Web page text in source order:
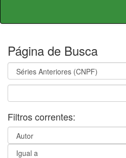
Página de Busca
Filtros correntes: